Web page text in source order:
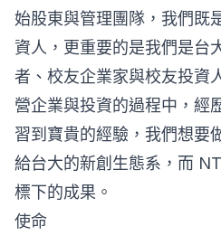
始股東與管理團隊，我們既
資人，更重要的是我們是台
者、校友企業家與校友投資
營企業與投資的過程中，經
習到寶貴的經驗，我們想要
給台大的新創生態系，而
標下的成果。
使命